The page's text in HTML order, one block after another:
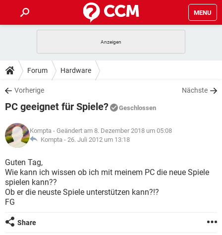
MENU
ANDROID
WINDOWS 10
WHATSAPP TIKTOK
FACEBOOK
TIPPS & TRICKS
SPIELE
WHATSAPP TIKTOK
FACEBOOK
DOWNLOADS
SPIELE STREAMING
ANDROID
WINDOWS 10 INSTAGRAM
WHATSAPP
FACEBOOK HARDWARE
FORUM
SPIELE STREAMING
ANDROID
WINDOWS 10
WHATSAPP
FACEBOOK
LEXIKON
SPIELE
ANDROID IOS
WINDOWS 10 INSTAGRAM
FACEBOOK
Forum Hardware
Vorherige Nächste
PC geeignet für Spiele? Geschlossen
Kompta - Geändert am 8. Dezember 2018 um 05:08
Kompta - 26. Juli 2012 um 13:18
Guten Tag,
Wie kann ich wissen ob ich mit meinem PC die neue Spiele
spielen kann??
Ob er die neuste Spiele unterstützen kann?!?
FG
Share